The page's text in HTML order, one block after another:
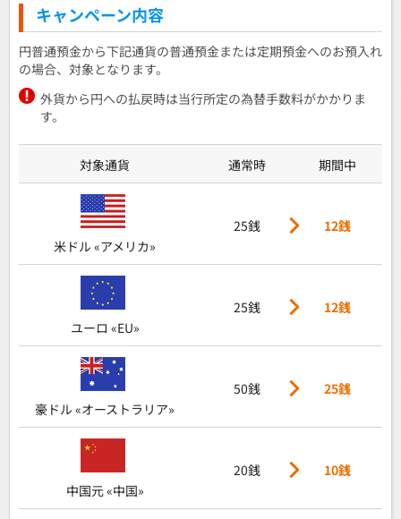
キャンペーン内容
円普通預金から下記通貨の普通預金または定期預金へのお預入れ
の場合、対象となります。
外貨から円への払戻時は当行所定の為替手数料がかかりま
す。
対象通貨 通常時 期間中
米ドル «アメリカ»
25銭 12銭
ユーロ «EU»
25銭 12銭
豪ドル «オーストラリア»
50銭 25銭
中国元 «中国»
20銭 10銭